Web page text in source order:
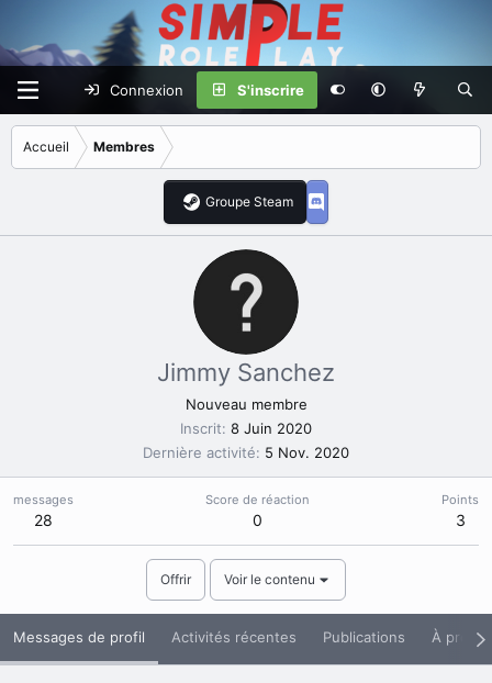
Connexion S'inscrire
Accueil Membres
Groupe Steam
Jimmy Sanchez
Nouveau membre
Inscrit 8 Juin 2020
Dernière activité
5 Nov. 2020
messages
28
Score de réaction
0
Points
3
Offrir Voir le contenu
Messages de profil Activités récentes Publications À